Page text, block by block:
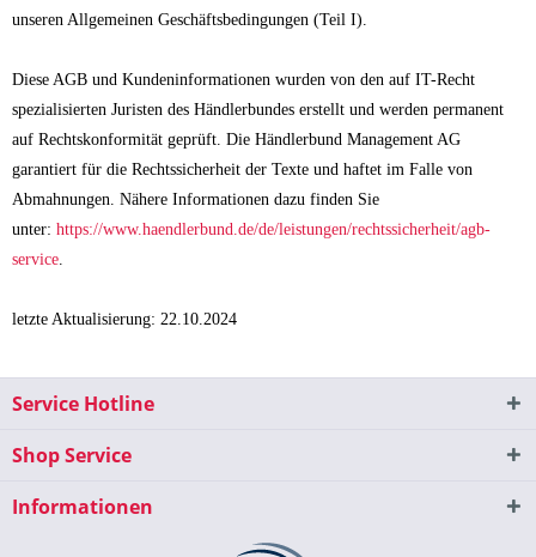
unseren Allgemeinen Geschäftsbedingungen (Teil I).
Diese AGB und Kundeninformationen wurden von den auf IT-Recht
spezialisierten Juristen des Händlerbundes erstellt und werden permanent
auf Rechtskonformität geprüft. Die Händlerbund Management AG
garantiert für die Rechtssicherheit der Texte und haftet im Falle von
Abmahnungen. Nähere Informationen dazu finden Sie
unter: https://www.haendlerbund.de/de/leistungen/rechtssicherheit/agb-
service.
letzte Aktualisierung: 22.10.2024
Service Hotline
Shop Service
Informationen